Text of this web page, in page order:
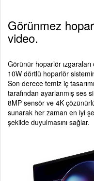
Görünmez
video.
Görünür hoparlör
10W dörtlü hoparlör
Son derece temiz iç
tarafından ayarlanmış ses
8MP sensör ve 4K
sunarak her zaman en iyi
şekilde duyulmasını sağlar.